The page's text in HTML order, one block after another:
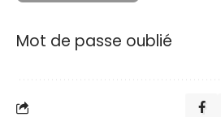
Mot de passe oublié